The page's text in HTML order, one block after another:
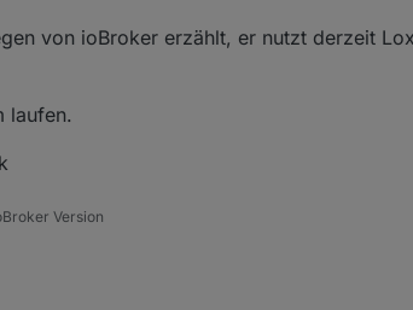
von ioBroker erzählt, er nutzt derzeit
laufen.
Version